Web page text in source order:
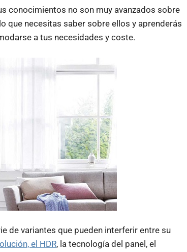
conocimientos no son muy avanzados sobre
que necesitas saber sobre ellos y aprenderás
a tus necesidades y coste.
de variantes que pueden interferir entre su
el HDR, la tecnología del panel, el